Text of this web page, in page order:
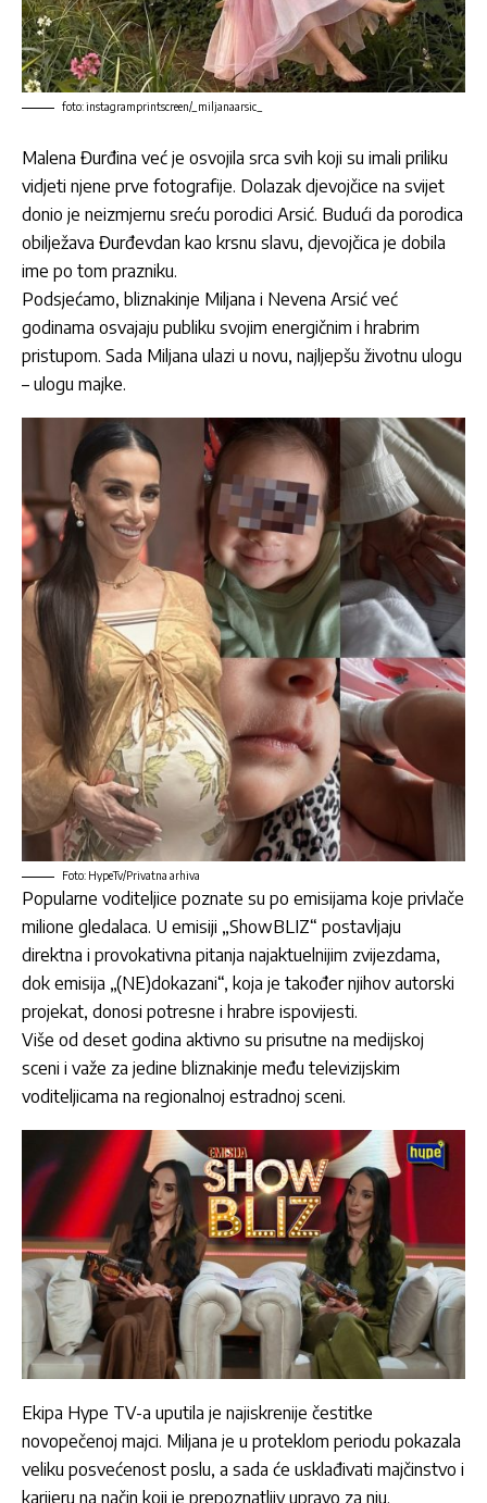
foto: instagramprintscreen/_miljanaarsic_
Malena Đurđina već je osvojila srca svih koji su imali priliku
vidjeti njene prve fotografije. Dolazak djevojčice na svijet
donio je neizmjernu sreću porodici Arsić. Budući da porodica
obilježava Đurđevdan kao krsnu slavu, djevojčica je dobila
ime po tom prazniku.
Podsjećamo, bliznakinje Miljana i Nevena Arsić već
godinama osvajaju publiku svojim energičnim i hrabrim
pristupom. Sada Miljana ulazi u novu, najljepšu životnu ulogu
– ulogu majke.
Foto: HypeTv/Privatna arhiva
Popularne voditeljice poznate su po emisijama koje privlače
milione gledalaca. U emisiji „ShowBLIZ“ postavljaju
direktna i provokativna pitanja najaktuelnijim zvijezdama,
dok emisija „(NE)dokazani“, koja je također njihov autorski
projekat, donosi potresne i hrabre ispovijesti.
Više od deset godina aktivno su prisutne na medijskoj
sceni i važe za jedine bliznakinje među televizijskim
voditeljicama na regionalnoj estradnoj sceni.
Ekipa Hype TV-a uputila je najiskrenije čestitke
novopečenoj majci. Miljana je u proteklom periodu pokazala
veliku posvećenost poslu, a sada će usklađivati majčinstvo i
karijeru na način koji je prepoznatljiv upravo za nju.